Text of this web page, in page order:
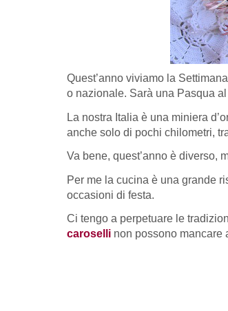
Quest’anno viviamo la
o nazionale. Sarà una Pasqua
La nostra Italia è una miniera
anche solo di pochi chilometri,
Va bene, quest’anno è diverso,
Per me la cucina è una grande
occasioni di festa.
Ci tengo a perpetuare le
caroselli non possono mancare